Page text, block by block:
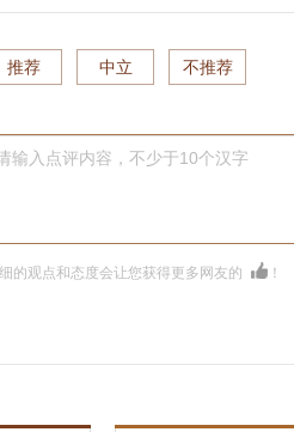
推荐 中立 不推荐
输入点评内容，不少于10个汉字
的观点和态度会让您获得更多网友的 ！